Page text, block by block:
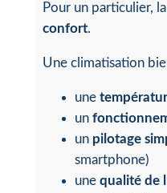
Pour un particulier,
confort.
Une climatisation
une
un
un pilotage
smartphone)
une qualité de